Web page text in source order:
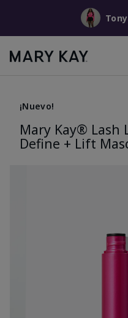
¡Nuevo!
Mary Kay® Lash
Define + Lift